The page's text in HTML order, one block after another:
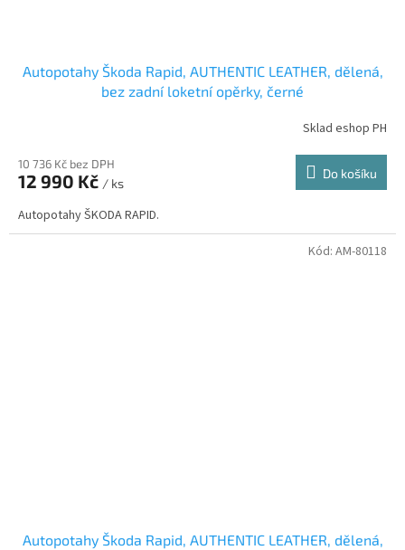
Autopotahy Škoda Rapid, AUTHENTIC LEATHER, dělená,
bez zadní loketní opěrky, černé
Sklad eshop PH
10 736 Kč bez DPH
12 990 Kč / ks
Do košíku
Autopotahy ŠKODA RAPID.
Autopotahy Škoda Rapid, AUTHENTIC LEATHER, dělená,
Kód: AM-80118